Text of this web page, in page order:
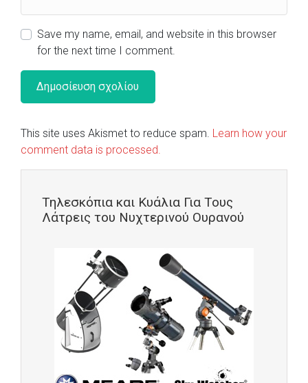
Save my name, email, and website in this browser
for the next time I comment.
This site uses Akismet to reduce spam. Learn how your
comment data is processed.
Τηλεσκόπια και Κυάλια Για Τους
Λάτρεις του Νυχτερινού Ουρανού